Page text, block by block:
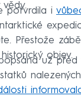
potvrdila i
Přestože
objev.
už